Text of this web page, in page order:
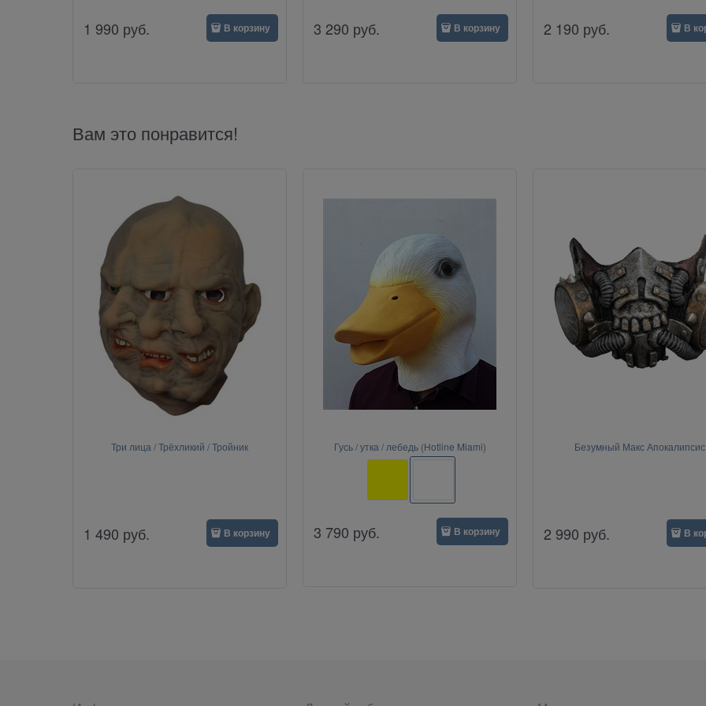
1 990 руб. В корзину 3 290 руб. В корзину 2 190 руб. В
Вам это понравится!
Три лица / Трёхликий / Тройник
1 490 руб. В корзину
Гусь / утка / лебедь (Hotline Miami)
3 790 руб. В корзину
Безумный Макс Апокалипсис
2 990 руб. В